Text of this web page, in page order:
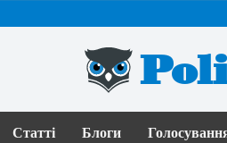
Статті Блоги